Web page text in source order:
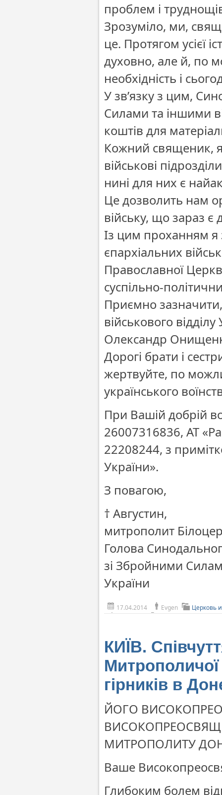
проблем і
Зрозуміло, ми,
це. Протягом усієї
духовно, але й, по
необхідність і
У зв’язку з цим,
Силами та іншими
коштів для
Кожний священик,
військові
нині для них є
Це дозволить нам
війську, що зараз
Із цим проханням я
єпархіальних
Православної
суспільно-
Приємно
військового
Олександр
Дорогі брати і
жертвуйте, по
українського
При Вашій добрій
26007316836, АТ
22208244, з
України».
З повагою,
† Августин,
митрополит
Голова
зі Збройними
України
17.04.2014 Evgen Церковь
КИЇВ.
гірників в
ЙОГО
МИТРОПОЛИТУ
Ваше
Глибоким болем